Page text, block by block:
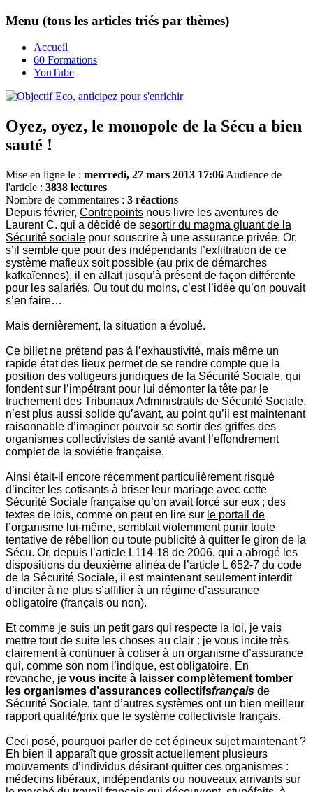
Menu (tous les articles triés par thèmes)
Accueil
60 Formations
YouTube
Oyez, oyez, le monopole de la Sécu a bien
sauté !
Mise en ligne le : mercredi, 27 mars 2013 17:06 Audience de
l'article : 3838 lectures
Nombre de commentaires : 3 réactions
Depuis février, Contrepoints nous livre les aventures de
Laurent C. qui a décidé de sesortir du magma gluant de la
Sécurité sociale pour souscrire à une assurance privée. Or,
s’il semble que pour des indépendants l’exfiltration de ce
système mafieux soit possible (au prix de démarches
kafkaïennes), il en allait jusqu’à présent de façon différente
pour les salariés. Ou tout du moins, c’est l’idée qu’on pouvait
s’en faire…
Mais dernièrement, la situation a évolué.
Ce billet ne prétend pas à l’exhaustivité, mais même un
rapide état des lieux permet de se rendre compte que la
position des voltigeurs juridiques de la Sécurité Sociale, qui
fondent sur l’impétrant pour lui démonter la tête par le
truchement des Tribunaux Administratifs de Sécurité Sociale,
n’est plus aussi solide qu’avant, au point qu’il est maintenant
raisonnable d’imaginer pouvoir se sortir des griffes des
organismes collectivistes de santé avant l’effondrement
complet de la soviétie française.
Ainsi était-il encore récemment particulièrement risqué
d’inciter les cotisants à briser leur mariage avec cette
Sécurité Sociale française qu’on avaitforcé sur eux ; des
textes de lois, comme on peut en lire sur le portail de
l’organisme lui-même, semblait violemment punir toute
tentative de rébellion ou toute publicité à quitter le giron de la
Sécu. Or, depuis l’article L114-18 de 2006, qui a abrogé les
dispositions du deuxième alinéa de l’article L 652-7 du code
de la Sécurité Sociale, il est maintenant seulement interdit
d’inciter à ne plus s’affilier à un régime d’assurance
obligatoire (français ou non).
Et comme je suis un petit gars qui respecte la loi, je vais
mettre tout de suite les choses au clair : je vous incite très
clairement à continuer à cotiser à un organisme d’assurance
qui, comme son nom l’indique, est obligatoire. En
revanche, je vous incite à laisser complètement tomber
les organismes d’assurances collectifsfrançais de
Sécurité Sociale, tant d’autres systèmes ont un bien meilleur
rapport qualité/prix que le système collectiviste français.
Ceci posé, pourquoi parler de cet épineux sujet maintenant ?
Eh bien il apparaît que grossit actuellement plusieurs
mouvements d’individus désirant quitter ces organismes :
médecins libéraux, indépendants ou nouveaux arrivants sur